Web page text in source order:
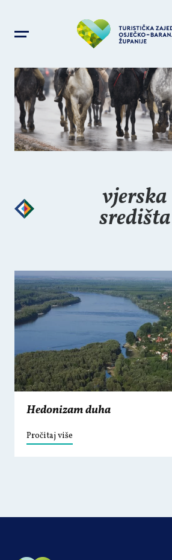
vjerska
središta
Hedonizam duha
Pročitaj više